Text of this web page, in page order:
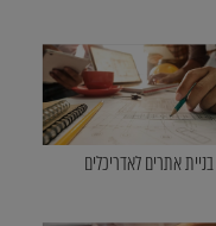
בניית אתרים לאדריכלים